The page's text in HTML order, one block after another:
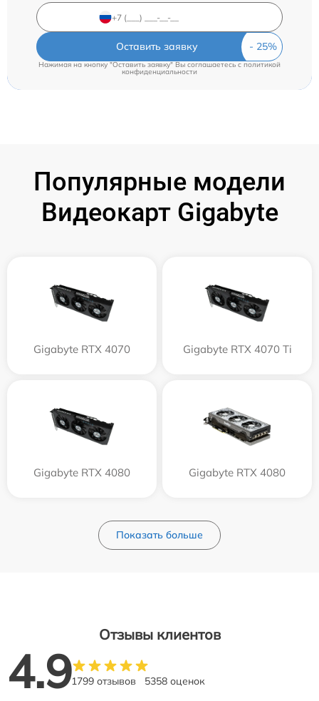
Оставить заявку
Нажимая на кнопку "Оставить заявку" Вы соглашаетесь c политикой
конфиденциальности
Популярные модели
Видеокарт Gigabyte
Gigabyte RTX 4070 Gigabyte RTX 4070 Ti
Gigabyte RTX 4080 Gigabyte RTX 4080
Показать больше
Отзывы клиентов
4.91799 отзывов 5358 оценок